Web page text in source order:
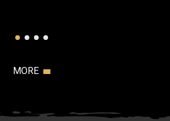
MORE